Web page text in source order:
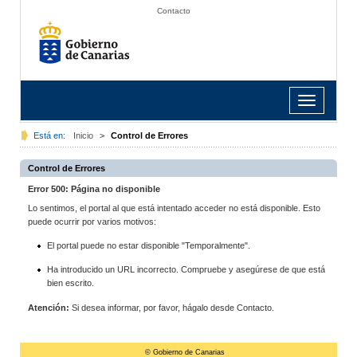
Contacto
Toggle
navigation
Está en: Inicio > Control de Errores
Control de Errores
Error 500: Página no disponible
Lo sentimos, el portal al que está intentado acceder no está disponible. Esto
puede ocurrir por varios motivos:
El portal puede no estar disponible "Temporalmente".
Ha introducido un URL incorrecto. Compruebe y asegúrese de que está
bien escrito.
Atención: Si desea informar, por favor, hágalo desde Contacto.
© Gobierno de Canarias